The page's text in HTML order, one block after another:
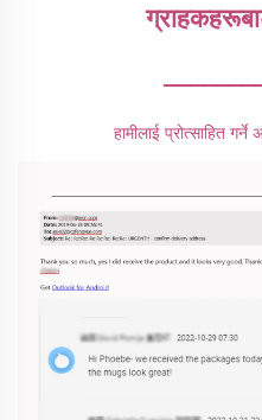
हामीलाई प्रोत्साहित